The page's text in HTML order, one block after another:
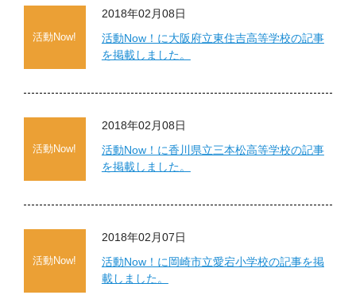
活動Now!
2018年02月08日
活動Now！に大阪府立東住吉高等学校の記事
を掲載しました。
活動Now!
2018年02月08日
活動Now！に香川県立三本松高等学校の記事
を掲載しました。
活動Now!
2018年02月07日
活動Now！に岡崎市立愛宕小学校の記事を掲
載しました。